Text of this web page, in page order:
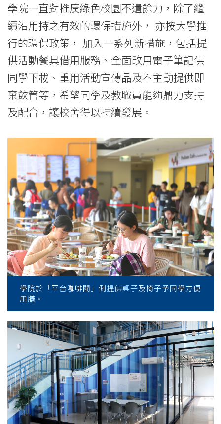
學院一直對推廣綠色校園不遺餘力，除了繼
續沿用持之有效的環保措施外， 亦按大學推
行的環保政策， 加入一系列新措施，包括提
供活動餐具借用服務、全面改用電子筆記供
同學下載、重用活動宣傳品及不主動提供即
棄飲管等，希望同學及教職員能夠鼎力支持
及配合，讓校舍得以持續發展。
學院於「平台咖啡閣」側提供桌子及椅子予同學方便
用膳。